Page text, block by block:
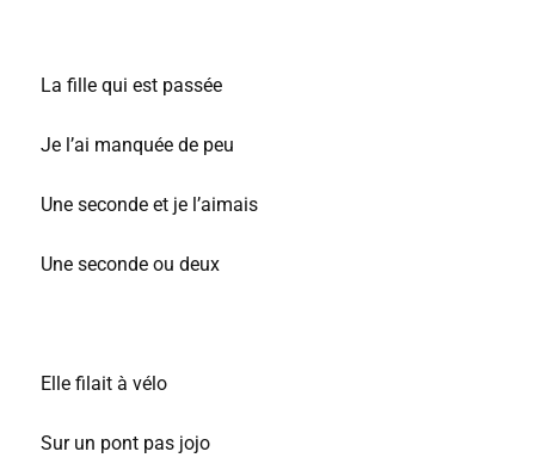
La fille qui est passée
Je l’ai manquée de peu
Une seconde et je l’aimais
Une seconde ou deux
Elle filait à vélo
Sur un pont pas jojo